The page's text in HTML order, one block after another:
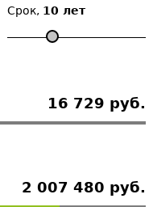
Срок, 10 лет
16 729 руб.
2 007 480 руб.